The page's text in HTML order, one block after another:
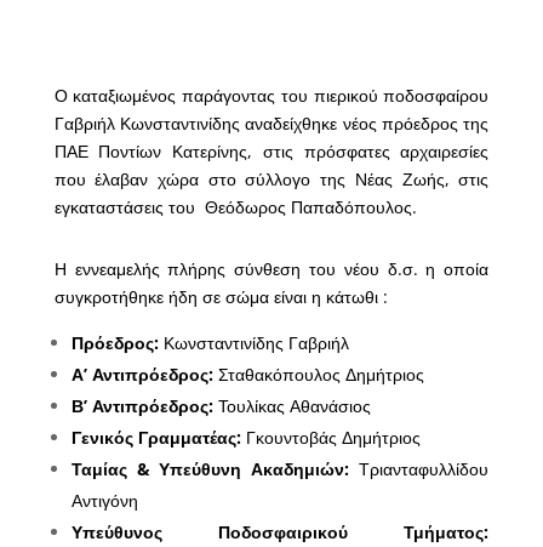
Ο καταξιωμένος παράγοντας του πιερικού ποδοσφαίρου
Γαβριήλ Κωνσταντινίδης αναδείχθηκε νέος πρόεδρος της
ΠΑΕ Ποντίων Κατερίνης, στις πρόσφατες αρχαιρεσίες
που έλαβαν χώρα στο σύλλογο της Νέας Ζωής, στις
εγκαταστάσεις του Θεόδωρος Παπαδόπουλος.
Η εννεαμελής πλήρης σύνθεση του νέου δ.σ. η οποία
συγκροτήθηκε ήδη σε σώμα είναι η κάτωθι :
Πρόεδρος:Κωνσταντινίδης Γαβριήλ
Α’ Αντιπρόεδρος:Σταθακόπουλος Δημήτριος
Β’ Αντιπρόεδρος:Τουλίκας Αθανάσιος
Γενικός Γραμματέας:Γκουντοβάς Δημήτριος
Ταμίας & Υπεύθυνη Ακαδημιών: Τριανταφυλλίδου
Αντιγόνη
Υπεύθυνος Ποδοσφαιρικού Τμήματος: